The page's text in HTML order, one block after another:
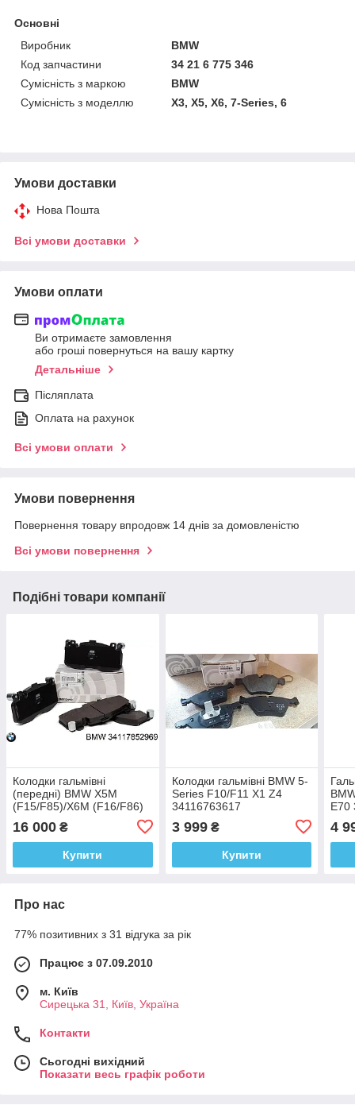
Основні
Виробник
BMW
Код запчастини
34 21 6 775 346
Сумісність з маркою
BMW
Сумісність з моделлю
X3, X5, X6, 7-Series, 6
Умови доставки
Нова Пошта
Всі умови доставки
Умови оплати
Ви отримаєте замовлення
або гроші повернуться на вашу картку
Детальніше
Післяплата
Оплата на рахунок
Всі умови оплати
Умови повернення
Повернення товару впродовж 14 днів за домовленістю
Всі умови повернення
Подібні товари компанії
Колодки гальмівні
(передні) BMW X5M
(F15/F85)/X6M (F16/F86)
16 000 ₴
Купити
Колодки гальмівні BMW 5-
Series F10/F11 X1 Z4
34116763617
3 999₴
Купити
E70
4
Про нас
77% позитивних з 31 відгука за рік
Працює з 07.09.2010
м. Київ
Сирецька 31, Київ, Україна
Контакти
Сьогодні вихідний
Показати весь графік роботи